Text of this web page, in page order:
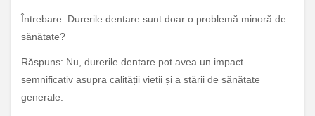
Întrebare: Durerile dentare sunt doar o problemă minoră de
sănătate?
Răspuns: Nu, durerile dentare pot avea un impact
semnificativ asupra calității vieții și a stării de sănătate
generale.